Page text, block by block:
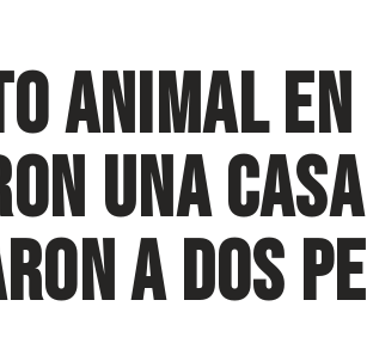
animal en
una
a dos